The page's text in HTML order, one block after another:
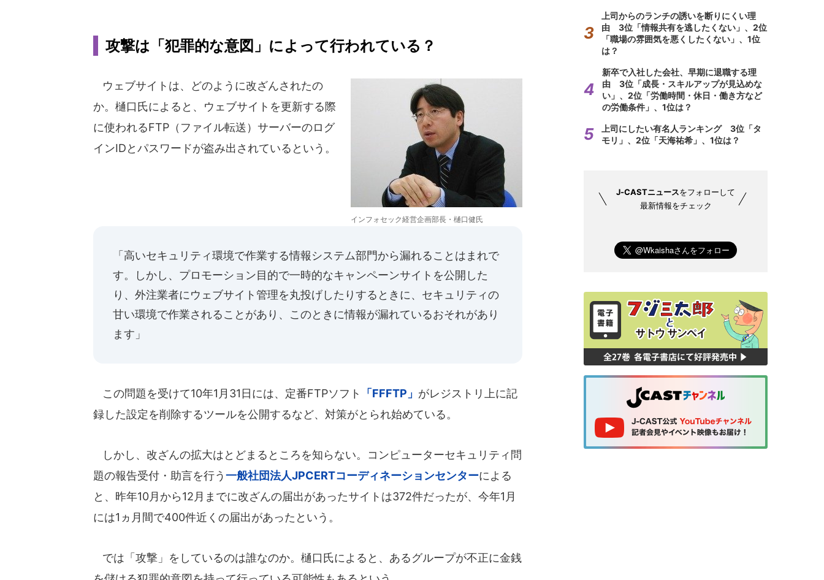
攻撃は「犯罪的な意図」によって行われている？
インフォセック経営企画部長・樋口健氏
ウェブサイトは、どのように改ざんされたの
か。樋口氏によると、ウェブサイトを更新する際
に使われるFTP（ファイル転送）サーバーのログ
インIDとパスワードが盗み出されているという。
「高いセキュリティ環境で作業する情報システム部門から漏れることはまれで
す。しかし、プロモーション目的で一時的なキャンペーンサイトを公開した
り、外注業者にウェブサイト管理を丸投げしたりするときに、セキュリティの
甘い環境で作業されることがあり、このときに情報が漏れているおそれがあり
ます」
この問題を受けて10年1月31日には、定番FTPソフト 「FFFTP」 がレジストリ上に記
録した設定を削除するツールを公開するなど、対策がとられ始めている。
しかし、改ざんの拡大はとどまるところを知らない。コンピューターセキュリティ問
題の報告受付・助言を行う一般社団法人JPCERTコーディネーションセンターによる
と、昨年10月から12月までに改ざんの届出があったサイトは372件だったが、今年1月
には1ヵ月間で400件近くの届出があったという。
では「攻撃」をしているのは誰なのか。樋口氏によると、あるグループが不正に金銭
上司からのランチの誘いを断りにくい理
由 3位「情報共有を逃したくない」、2位
「職場の雰囲気を悪くしたくない」、1位
は？
新卒で入社した会社、早期に退職する理
由 3位「成長・スキルアップが見込めな
い」、2位「労働時間・休日・働き方など
の労働条件」、1位は？
上司にしたい有名人ランキング 3位「タ
モリ」、2位「天海祐希」、1位は？
J-CASTニュースをフォローして
最新情報をチェック